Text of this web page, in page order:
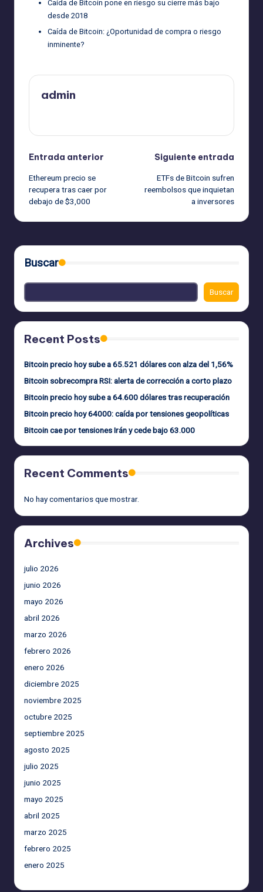
Caída de Bitcoin pone en riesgo su cierre más bajo
desde 2018
Caída de Bitcoin: ¿Oportunidad de compra o riesgo
inminente?
admin
Navegación
de
entradas
Entrada anterior
Ethereum precio se
recupera tras caer por
debajo de $3,000
Siguiente entrada
ETFs de Bitcoin sufren
reembolsos que inquietan
a inversores
Buscar
Buscar
Recent Posts
Bitcoin precio hoy sube a 65.521 dólares con alza del 1,56%
Bitcoin sobrecompra RSI: alerta de corrección a corto plazo
Bitcoin precio hoy sube a 64.600 dólares tras recuperación
Bitcoin precio hoy 64000: caída por tensiones geopolíticas
Bitcoin cae por tensiones Irán y cede bajo 63.000
Recent Comments
No hay comentarios que mostrar.
Archives
julio 2026
junio 2026
mayo 2026
abril 2026
marzo 2026
febrero 2026
enero 2026
diciembre 2025
noviembre 2025
octubre 2025
septiembre 2025
agosto 2025
julio 2025
junio 2025
mayo 2025
abril 2025
marzo 2025
febrero 2025
enero 2025